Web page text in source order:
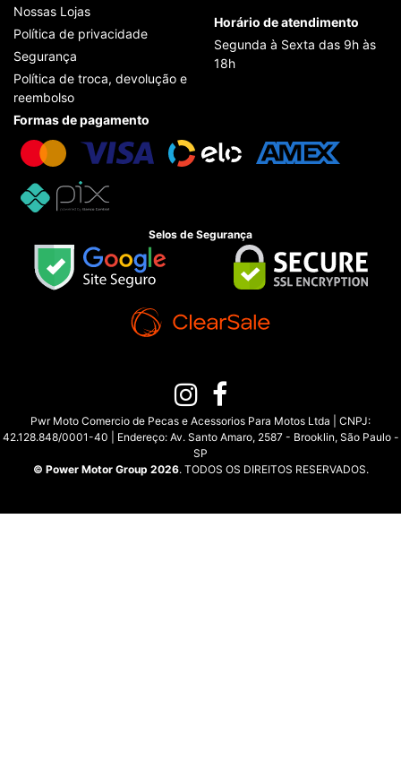
Nossas Lojas
Política de privacidade
Segurança
Política de troca, devolução e
reembolso
Horário de atendimento
Segunda à Sexta das 9h às
18h
Formas de pagamento
Selos de Segurança
Pwr Moto Comercio de Pecas e Acessorios Para Motos Ltda | CNPJ:
42.128.848/0001-40 | Endereço: Av. Santo Amaro, 2587 - Brooklin, São Paulo -
SP
© Power Motor Group 2026. TODOS OS DIREITOS RESERVADOS.